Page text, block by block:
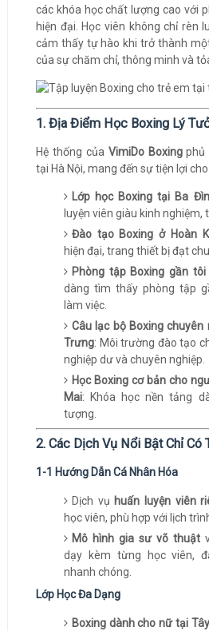
các khóa học chất lượng cao với
hiện đại. Học viên không chỉ rèn
cảm thấy tự hào khi trở thành
của sự chăm chỉ, thông minh và
1. Địa Điểm Học Boxing Lý
Hệ thống của VimiDo Boxingphủ
tại Hà Nội, mang đến sự tiện lợi
Lớp học Boxing tại Ba
luyện viên giàu kinh nghiệm,
Đào tạo Boxing ở Hoàn
hiện đại, trang thiết bị đạt
Phòng tập Boxing gần tôi
dàng tìm thấy phòng tập
làm việc.
Câu lạc bộ Boxing chuyên
Trưng: Môi trường đào tạo
nghiệp dư và chuyên nghiệp.
Học Boxing cơ bản cho
Mai: Khóa học nền tảng
tượng.
2. Các Dịch Vụ Nổi Bật Chỉ Có
1-1 Hướng Dẫn Cá Nhân Hóa
Dịch vụ huấn luyện viên
học viên, phù hợp với lịch
Mô hình gia sư võ thuật
dạy kèm từng học viên,
nhanh chóng.
Lớp Học Đa Dạng
Boxing dành cho nữ tại